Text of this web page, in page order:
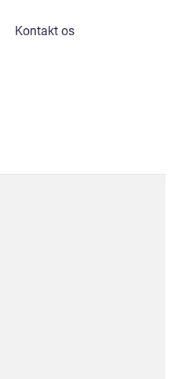
Kontakt os